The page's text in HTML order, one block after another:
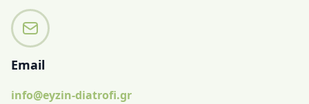
Email
info@eyzin-diatrofi.gr